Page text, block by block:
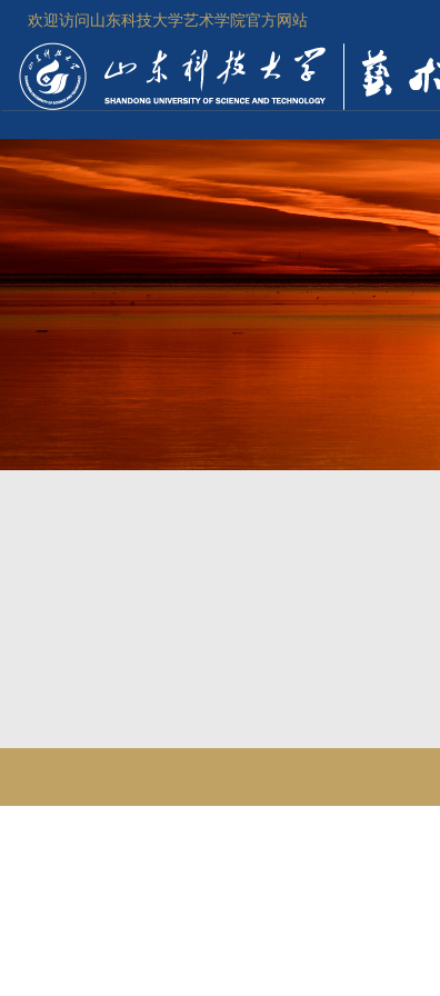
欢迎访问山东科技大学艺术学院官方网站